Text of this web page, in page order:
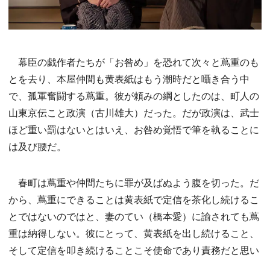
幕臣の戯作者たちが「お咎め」を恐れて次々と蔦重のも
とを去り、本屋仲間も黄表紙はもう潮時だと囁き合う中
で、孤軍奮闘する蔦重。彼が頼みの綱としたのは、町人の
山東京伝こと政演（古川雄大）だった。だが政演は、武士
ほど重い罰はないとはいえ、お咎め覚悟で筆を執ることに
は及び腰だ。
春町は蔦重や仲間たちに罪が及ばぬよう腹を切った。だ
から、蔦重にできることは黄表紙で定信を茶化し続けるこ
とではないのではと、妻のてい（橋本愛）に諭されても蔦
重は納得しない。彼にとって、黄表紙を出し続けること、
そして定信を叩き続けることこそ使命であり責務だと思い